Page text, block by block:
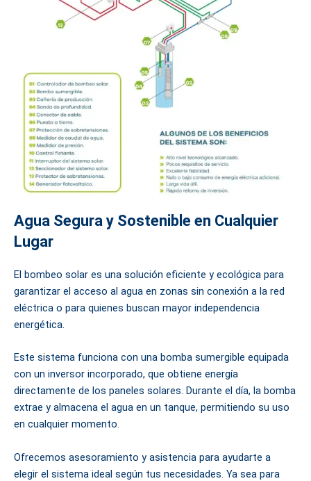
Agua Segura y Sostenible en Cualquier
Lugar
El bombeo solar es una solución eficiente y ecológica para
garantizar el acceso al agua en zonas sin conexión a la red
eléctrica o para quienes buscan mayor independencia
energética.
Este sistema funciona con una bomba sumergible equipada
con un inversor incorporado, que obtiene energía
directamente de los paneles solares. Durante el día, la bomba
extrae y almacena el agua en un tanque, permitiendo su uso
en cualquier momento.
Ofrecemos asesoramiento y asistencia para ayudarte a
elegir el sistema ideal según tus necesidades. Ya sea para